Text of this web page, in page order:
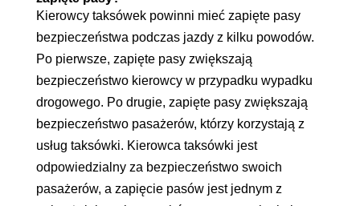
Kierowcy taksówek powinni mieć zapięte pasy
bezpieczeństwa podczas jazdy z kilku powodów.
Po pierwsze, zapięte pasy zwiększają
bezpieczeństwo kierowcy w przypadku wypadku
drogowego. Po drugie, zapięte pasy zwiększają
bezpieczeństwo pasażerów, którzy korzystają z
usług taksówki. Kierowca taksówki jest
odpowiedzialny za bezpieczeństwo swoich
pasażerów, a zapięcie pasów jest jednym z